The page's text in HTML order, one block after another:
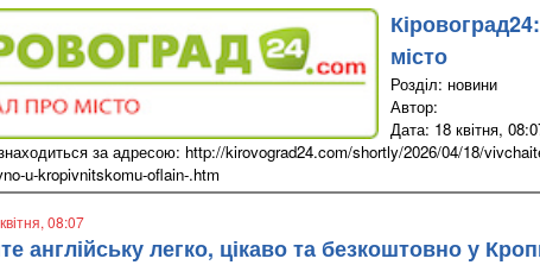
місто
Розділ: новини
Автор:
Дата: 18 квітня,
за адресою: http://kirovograd24.com/shortly/2026/04/18/
u-kropivnitskomu-oflain-.htm
08:07
англійську легко, цікаво та безкоштовно у